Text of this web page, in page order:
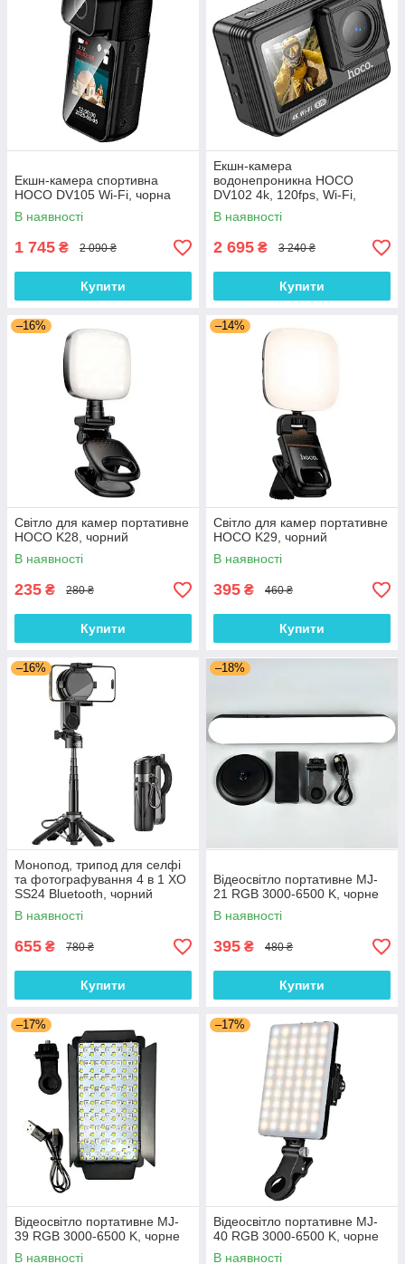
Екшн-камера спортивна
HOCO DV105 Wi-Fi, чорна
В наявності
1 745 ₴ 2 090 ₴
Купити
Екшн-камера
водонепроникна HOCO
DV102 4k, 120fps, Wi-Fi,
чорна
В наявності
2 695 ₴ 3 240 ₴
Купити
–16%
Світло для камер портативне
HOCO K28, чорний
В наявності
235 ₴ 280 ₴
Купити
–14%
Світло для камер портативне
HOCO K29, чорний
В наявності
395 ₴ 460 ₴
Купити
–16%
Монопод, трипод для селфі
та фотографування 4 в 1 XO
SS24 Bluetooth, чорний
В наявності
655 ₴ 780 ₴
Купити
–18%
Відеосвітло портативне MJ-
21 RGB 3000-6500 K, чорне
В наявності
395 ₴ 480 ₴
Купити
–17%
Відеосвітло портативне MJ-
39 RGB 3000-6500 K, чорне
В наявності
–17%
Відеосвітло портативне MJ-
40 RGB 3000-6500 K, чорне
В наявності